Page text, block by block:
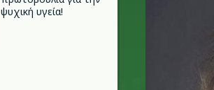
ψυχική υγεία!